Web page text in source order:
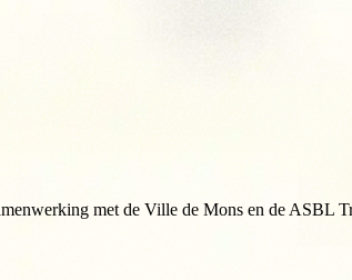
met de Ville de Mons en de ASBL